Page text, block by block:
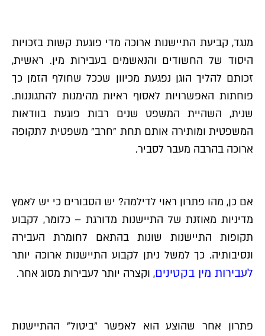
מנגד, קביעת התיישנות ארוכה מדי פוגעת קשות בזכויות
היסוד של החשודים והנאשמים בעבירות מין. ראשית,
זכותם להליך הוגן נפגעת מכיוון שככל שחולף הזמן כך
פוחתות האפשרויות לאסוף ראיות מהימנות להתגוננות.
שנית, השהיית המשפט שנים רבות פוגעת בוודאות
המשפטית ומותירה אותם תחת "חרב" משפטית לתקופה
ארוכה בהרבה מעבר לסביר.
אם כן, מהו פתרון ראוי לדילמה? יש הסבורים כי יש לאמץ
מדיניות מאוזנת של התיישנות מדורגת – כלומר, לקבוע
תקופות התיישנות שונות בהתאם לחומרת העבירה
ונסיבותיה. כך למשל ניתן לקבוע התיישנות ארוכה יותר
לעבירות מין בקטינים, וקצרה יותר לעבירות מסוג אחר.
פתרון אחר שהוצע הוא לאפשר "ביטול" ההתיישנות